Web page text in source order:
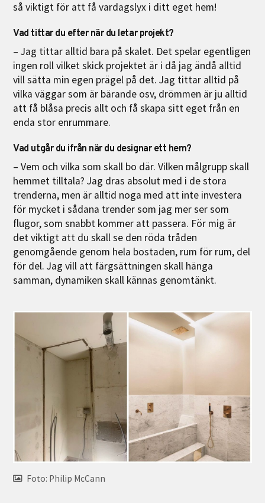
så viktigt för att få vardagslyx i ditt eget hem!
Vad tittar du efter när du letar projekt?
– Jag tittar alltid bara på skalet. Det spelar egentligen
ingen roll vilket skick projektet är i då jag ändå alltid
vill sätta min egen prägel på det. Jag tittar alltid på
vilka väggar som är bärande osv, drömmen är ju alltid
att få blåsa precis allt och få skapa sitt eget från en
enda stor enrummare.
Vad utgår du ifrån när du designar ett hem?
– Vem och vilka som skall bo där. Vilken målgrupp skall
hemmet tilltala? Jag dras absolut med i de stora
trenderna, men är alltid noga med att inte investera
för mycket i sådana trender som jag mer ser som
flugor, som snabbt kommer att passera. För mig är
det viktigt att du skall se den röda tråden
genomgående genom hela bostaden, rum för rum, del
för del. Jag vill att färgsättningen skall hänga
samman, dynamiken skall kännas genomtänkt.
Foto: Philip McCann